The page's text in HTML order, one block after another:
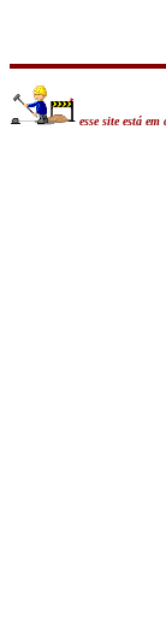
esse site está